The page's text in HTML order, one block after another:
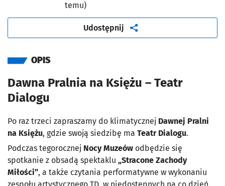
temu)
Udostępnij artykuł
OPIS
Dawna Pralnia na Księżu – Teatr
Dialogu
Po raz trzeci zapraszamy do klimatycznej Dawnej Pralni
na Księżu, gdzie swoją siedzibę ma Teatr Dialogu.
Podczas tegorocznej Nocy Muzeów odbędzie się
spotkanie z obsadą spektaklu „Stracone Zachody
Miłości”, a także czytania performatywne w wykonaniu